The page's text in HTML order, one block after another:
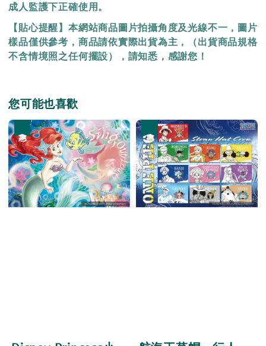
成人監護下正確使用。
【貼心提醒】本網站商品圖片拍攝角度及光線不一，圖片
樣品僅供參考，商品請依實際出貨為主，（出貨商品規格
不含情境照之任何擺設），請知悉，感謝您！
您可能也喜歡